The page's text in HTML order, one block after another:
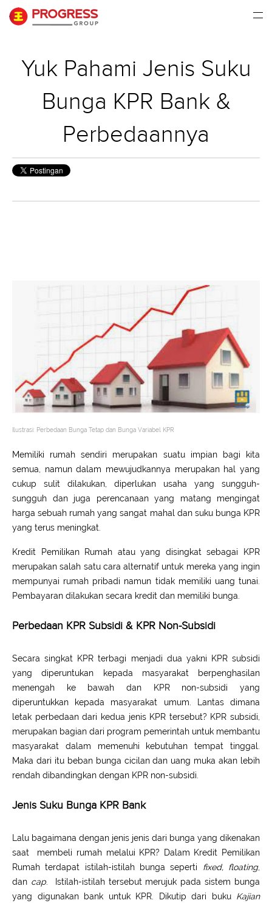
Yuk Pahami Jenis Suku
Bunga KPR Bank &
Perbedaannya
Ilustrasi: Perbedaan Bunga Tetap dan Bunga Variabel KPR
Memiliki rumah sendiri merupakan suatu impian bagi kita
semua, namun dalam mewujudkannya merupakan hal yang
cukup sulit dilakukan, diperlukan usaha yang sungguh-
sungguh dan juga perencanaan yang matang mengingat
harga sebuah rumah yang sangat mahal dan suku bunga KPR
yang terus meningkat.
Kredit Pemilikan Rumah atau yang disingkat sebagai KPR
merupakan salah satu cara alternatif untuk mereka yang ingin
mempunyai rumah pribadi namun tidak memiliki uang tunai.
Pembayaran dilakukan secara kredit dan memiliki bunga.
Perbedaan KPR Subsidi & KPR Non-Subsidi
Secara singkat KPR terbagi menjadi dua yakni KPR subsidi
yang diperuntukan kepada masyarakat berpenghasilan
menengah ke bawah dan KPR non-subsidi yang
diperuntukkan kepada masyarakat umum. Lantas dimana
letak perbedaan dari kedua jenis KPR tersebut? KPR subsidi,
merupakan bagian dari program pemerintah untuk membantu
masyarakat dalam memenuhi kebutuhan tempat tinggal.
Maka dari itu beban bunga cicilan dan uang muka akan lebih
rendah dibandingkan dengan KPR non-subsidi.
Jenis Suku Bunga KPR Bank
Lalu bagaimana dengan jenis jenis dari bunga yang dikenakan
saat membeli rumah melalui KPR? Dalam Kredit Pemilikan
Rumah terdapat istilah-istilah bunga seperti fixed, floating,
dan cap. Istilah-istilah tersebut merujuk pada sistem bunga
yang digunakan bank untuk KPR. Dikutip dari buku Kajian